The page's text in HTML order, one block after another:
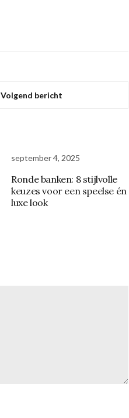
Volgend bericht
september 4, 2025
Ronde banken: 8 stijlvolle
keuzes voor een speelse én
luxe look